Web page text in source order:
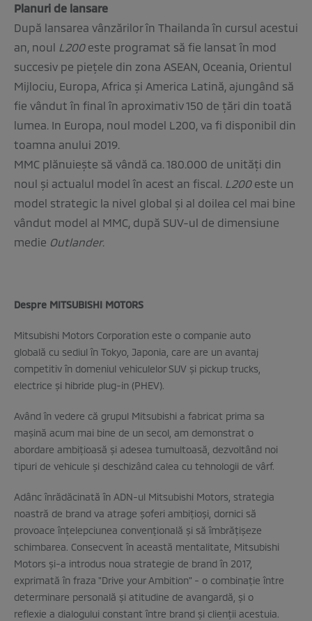
Planuri de lansare
După lansarea vânzărilor în Thailanda în cursul acestui
an, noul L200 este programat să fie lansat în mod
succesiv pe pieţele din zona ASEAN, Oceania, Orientul
Mijlociu, Europa, Africa şi America Latină, ajungând să
fie vândut în final în aproximativ 150 de ţări din toată
lumea. In Europa, noul model L200, va fi disponibil din
toamna anului 2019.
MMC plănuieşte să vândă ca. 180.000 de unităţi din
noul şi actualul model în acest an fiscal. L200este un
model strategic la nivel global şi al doilea cel mai bine
vândut model al MMC, după SUV-ul de dimensiune
medie Outlander.
Despre MITSUBISHI MOTORS
Mitsubishi Motors Corporation este o companie auto
globală cu sediul în Tokyo, Japonia, care are un avantaj
competitiv în domeniul vehiculelor SUV şi pickup trucks,
electrice şi hibride plug-in (PHEV).
Având în vedere că grupul Mitsubishi a fabricat prima sa
maşină acum mai bine de un secol, am demonstrat o
abordare ambiţioasă şi adesea tumultoasă, dezvoltând noi
tipuri de vehicule şi deschizând calea cu tehnologii de vârf.
Adânc înrădăcinată în ADN-ul Mitsubishi Motors, strategia
noastră de brand va atrage şoferi ambiţioşi, dornici să
provoace înţelepciunea convenţională şi să îmbrăţişeze
schimbarea. Consecvent în această mentalitate, Mitsubishi
Motors şi-a introdus noua strategie de brand în 2017,
exprimată în fraza "Drive your Ambition" - o combinaţie între
determinare personală şi atitudine de avangardă, şi o
reflexie a dialogului constant între brand şi clienţii acestuia.